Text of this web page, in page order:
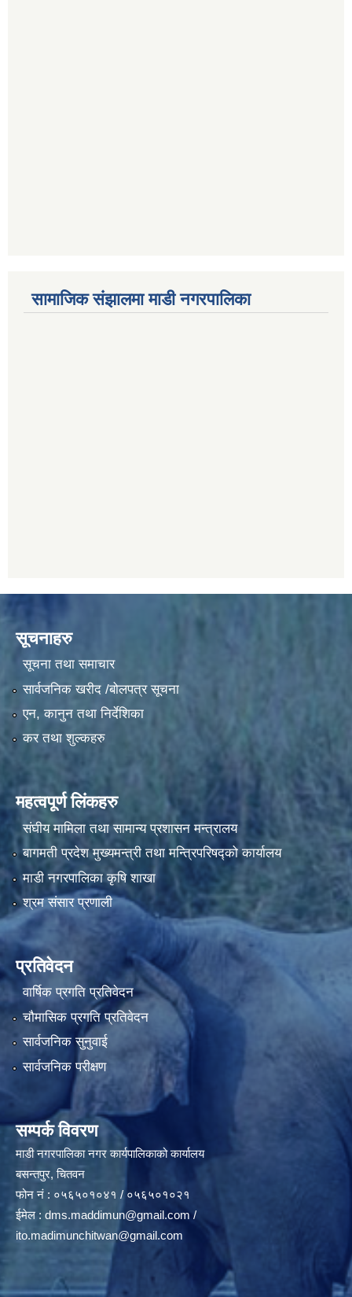
सामाजिक संझालमा माडी नगरपालिका
सूचनाहरु
सूचना तथा समाचार
सार्वजनिक खरीद /बोलपत्र सूचना
एन, कानुन तथा निर्देशिका
कर तथा शुल्कहरु
महत्वपूर्ण लिंकहरु
संघीय मामिला तथा सामान्य प्रशासन मन्त्रालय
बागमती प्रदेश मुख्यमन्त्री तथा मन्त्रिपरिषद्को कार्यालय
माडी नगरपालिका कृषि शाखा
श्रम संसार प्रणाली
प्रतिवेदन
वार्षिक प्रगति प्रतिवेदन
चौमासिक प्रगति प्रतिवेदन
सार्वजनिक सुनुवाई
सार्वजनिक परीक्षण
सम्पर्क विवरण
माडी नगरपालिका नगर कार्यपालिकाको कार्यालय
बसन्तपुर, चितवन
फोन नं : ०५६५०१०४१ / ०५६५०१०२१
ईमेल : dms.maddimun@gmail.com/
ito.madimunchitwan@gmail.com